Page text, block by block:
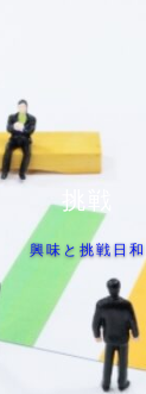
挑戦
興味と挑戦日和